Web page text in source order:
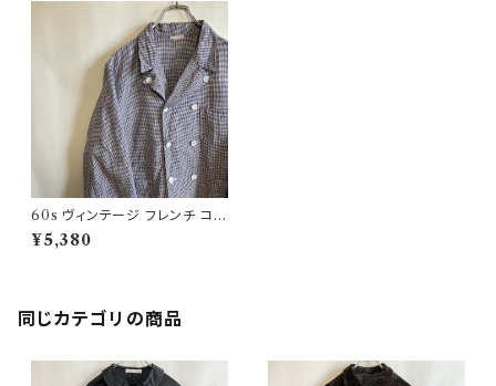
60s ヴィンテージ フレンチ コッ
クジャケット ダブルブレスト ビ
ンテージ
¥5,380
同じカテゴリの商品